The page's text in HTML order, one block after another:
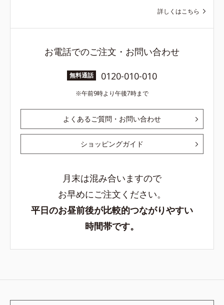
詳しくはこちら
お電話でのご注文・お問い合わせ
無料通話 0120-010-010
午前9時より午後7時まで
よくあるご質問・お問い合わせ
ショッピングガイド
月末は混み合いますので
お早めにご注文ください。
平日のお昼前後が比較的つながりやすい
時間帯です。